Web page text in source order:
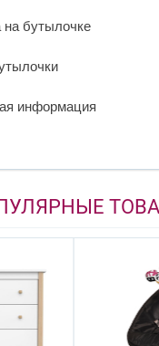
бутылочке
информация